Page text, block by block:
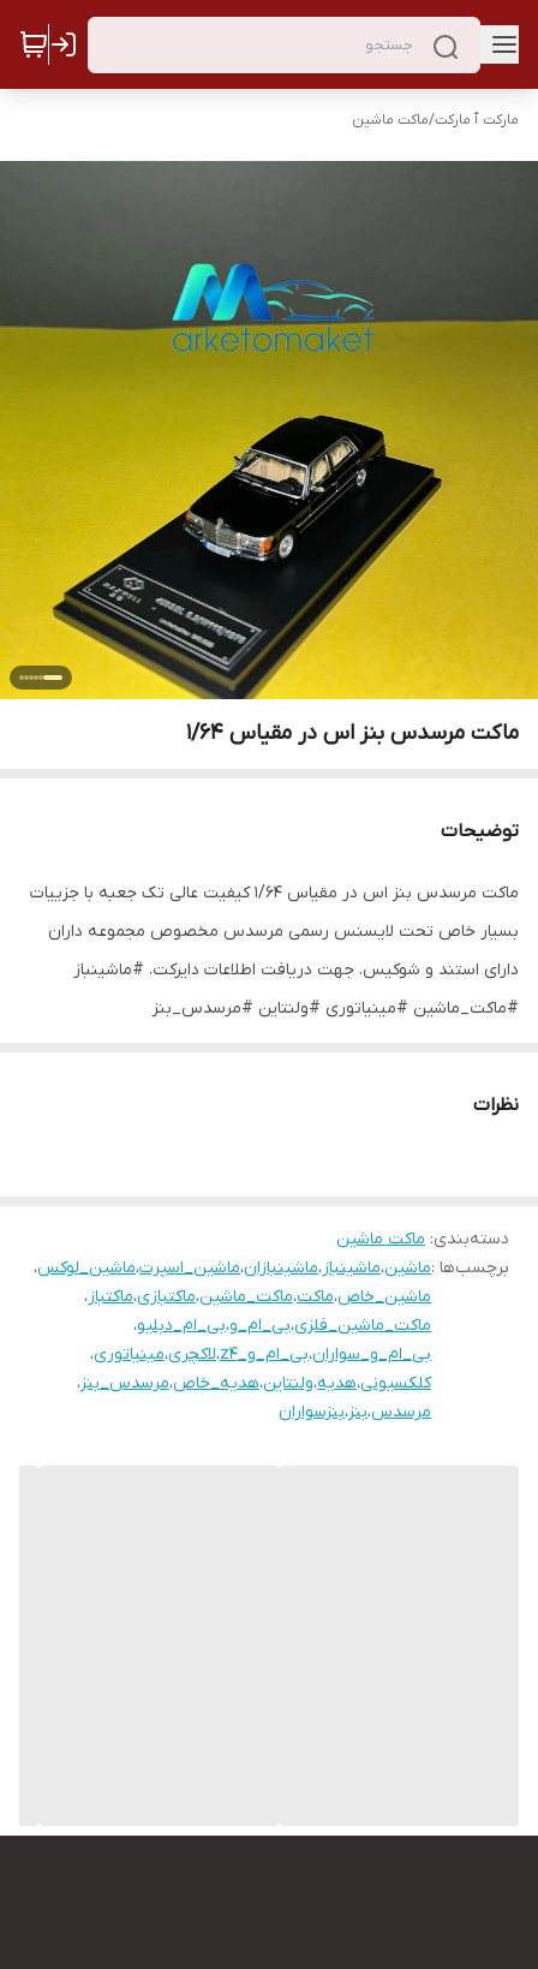
مارکت ٱ مارکت/ماکت ماشین
ماکت مرسدس بنز اس در مقیاس ۱/۶۴
توضیحات
ماکت مرسدس بنز اس در مقیاس ۱/۶۴ کیفیت عالی تک جعبه با جزییات
بسیار خاص تحت لایسنس رسمی مرسدس مخصوص مجموعه داران
دارای استند و شوکیس. جهت دریافت اطلاعات دایرکت. #ماشینباز
#ماکت_ماشین #مینیاتوری #ولنتاین #مرسدس_بنز
نظرات
دسته‌بندی: ماکت ماشین
برچسب‌ها :ماشین،ماشینباز،ماشینبازان،ماشین_اسپرت،ماشین_لوکس،
ماشین_خاص،ماکت،ماکت_ماشین،ماکتبازی،ماکتباز،
ماکت_ماشین_فلزی،بی_ام_و،بی_ام_دبلیو،
بی_ام_و_سواران،بی_ام_و_z4 ،لاکچری،مینیاتوری،
کلکسیونی،هدیه،ولنتاین،هدیه_خاص،مرسدس_بنز،
مرسدس،بنز،بنزسواران